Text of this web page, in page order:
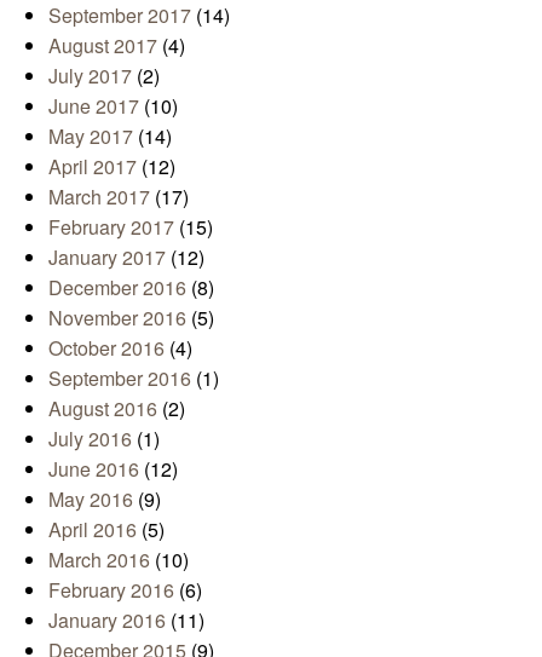
September 2017 (14)
August 2017 (4)
July 2017 (2)
June 2017 (10)
May 2017 (14)
April 2017 (12)
March 2017 (17)
February 2017 (15)
January 2017 (12)
December 2016 (8)
November 2016 (5)
October 2016 (4)
September 2016 (1)
August 2016 (2)
July 2016 (1)
June 2016 (12)
May 2016 (9)
April 2016 (5)
March 2016 (10)
February 2016 (6)
January 2016 (11)
December 2015 (9)